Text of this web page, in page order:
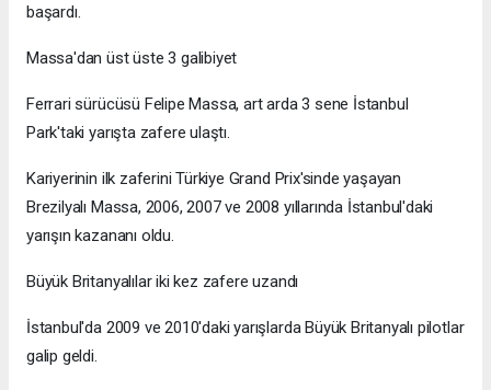
başardı.
Massa'dan üst üste 3 galibiyet
Ferrari sürücüsü Felipe Massa, art arda 3 sene İstanbul
Park'taki yarışta zafere ulaştı.
Kariyerinin ilk zaferini Türkiye Grand Prix'sinde yaşayan
Brezilyalı Massa, 2006, 2007 ve 2008 yıllarında İstanbul'daki
yarışın kazananı oldu.
Büyük Britanyalılar iki kez zafere uzandı
İstanbul'da 2009 ve 2010'daki yarışlarda Büyük Britanyalı pilotlar
galip geldi.